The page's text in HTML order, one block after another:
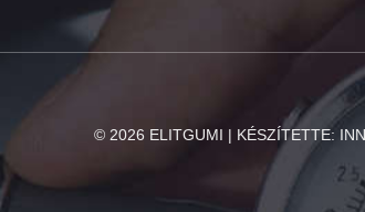
© 2026 ELITGUMI | KÉSZÍTETTE: